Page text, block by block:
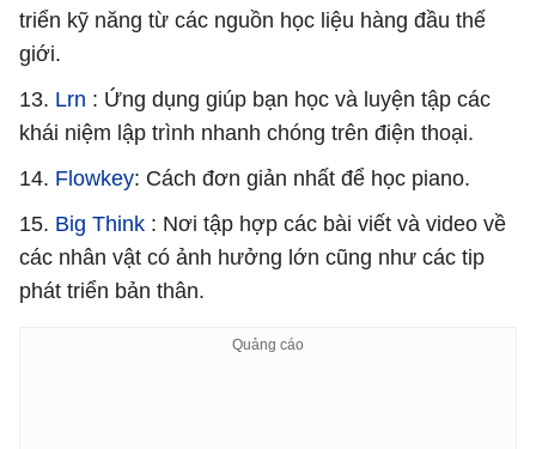
triển kỹ năng từ các nguồn học liệu hàng đầu thế
giới.
13. Lrn : Ứng dụng giúp bạn học và luyện tập các
khái niệm lập trình nhanh chóng trên điện thoại.
14. Flowkey: Cách đơn giản nhất để học piano.
15. Big Think : Nơi tập hợp các bài viết và video về
các nhân vật có ảnh hưởng lớn cũng như các tip
phát triển bản thân.